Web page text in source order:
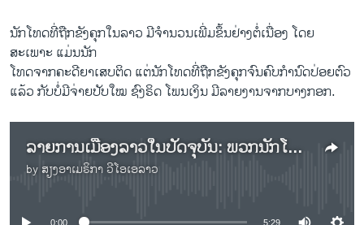
ວີດີໂອ
ສຽງ
ລາຍການກະຈາຍສຽງ
ພາສາຕ່າງໆ
​ນັກໂທດທີ່ຖືກຂັງຄຸກໃນລາວ ມີຈຳນວນເພີ່ມຂຶ້ນຢ່າງຕໍ່ເນື່ອງ ໂດຍ
ສະເພາະ ແມ່ນນັກ
ໂທດຈາກຄະດີຍາເສບຕິດ ແຕ່ນັກໂທດທີ່ຖືກຂັງຄຸກຈົນຄົບກຳນົດປ່ອຍຕົວ
ແລ້ວ ກັບບໍ່ມີຈ່າຍປັບໃໝ ຊົງຣິດ ​ໂພນ​ເງິນ ​ມີ​ລາຍ​ງານ​ຈາກ​ບາງກອກ.
ລາຍການເມືອງລາວໃນປັດຈຸບັນ: ພວກນັກໂທດໃນລາວມີຈຳນວນເພີ່ມຂຶ້ນ ນັບມື້
by ສຽງອາເມຣິກາ ວີໂອເອລາວ
No media source currently available
0:00 5:29